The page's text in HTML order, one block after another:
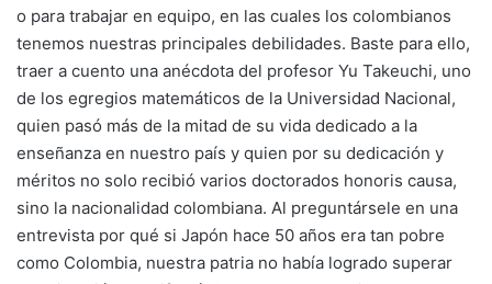
o para trabajar en equipo, en las cuales los colombianos
tenemos nuestras principales debilidades. Baste para ello,
traer a cuento una anécdota del profesor Yu Takeuchi, uno
de los egregios matemáticos de la Universidad Nacional,
quien pasó más de la mitad de su vida dedicado a la
enseñanza en nuestro país y quien por su dedicación y
méritos no solo recibió varios doctorados honoris causa,
sino la nacionalidad colombiana. Al preguntársele en una
entrevista por qué si Japón hace 50 años era tan pobre
como Colombia, nuestra patria no había logrado superar